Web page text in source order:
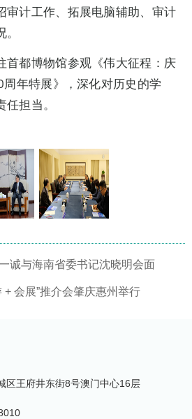
审计工作、拓展电脑辅助、审计
首都博物馆参观《伟大征程：庆
年特展》，深化对历史的学
担当。
诚与海南省委书记沈晓明会面
+ 会展”推介会肇庆惠州举行
区王府井东街8号澳门中心16层